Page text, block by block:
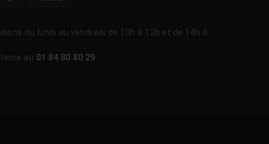
du lundi au vendredi de 10h à 12h et de 14h à
au 01 84 80 80 29.